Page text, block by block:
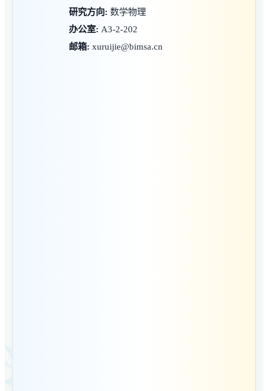
研究方向: 数学物理
办公室: A3-2-202
邮箱: xuruijie@bimsa.cn